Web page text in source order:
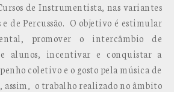
de Instrumentista, nas variantes
e de Percussão. O objetivo é estimular
promover o intercâmbio de
alunos, incentivar e conquistar a
coletivo e o gosto pela música de
assim, o trabalho realizado no âmbito